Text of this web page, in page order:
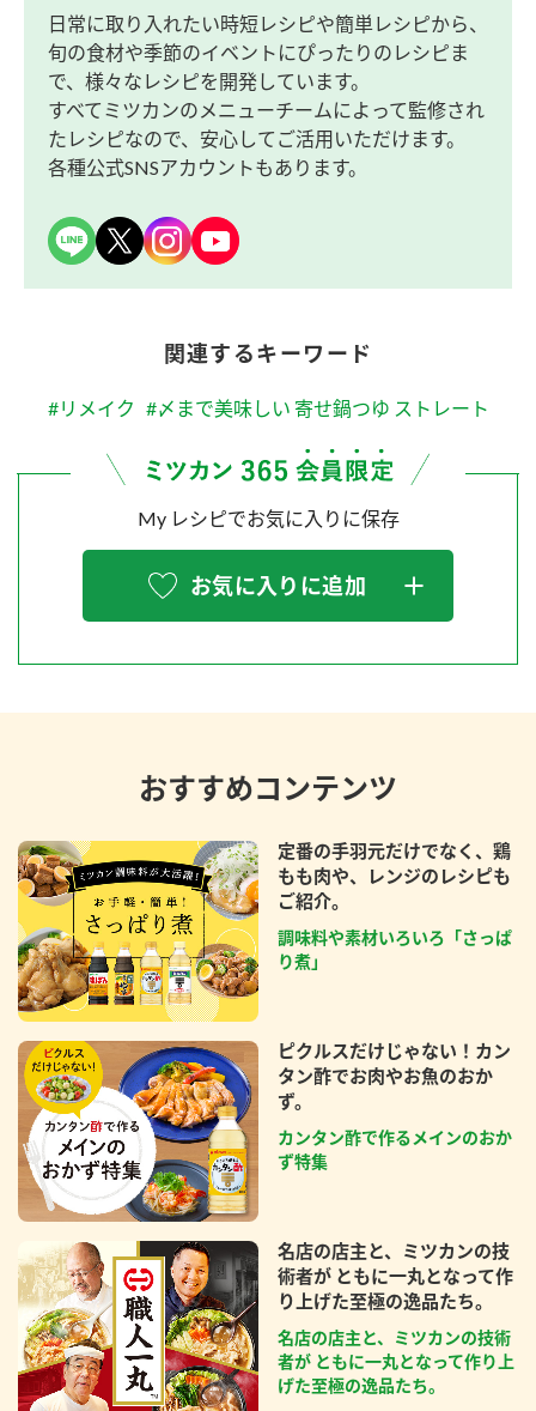
日常に取り入れたい時短レシピや簡単レシピから、
旬の食材や季節のイベントにぴったりのレシピま
で、様々なレシピを開発しています。
すべてミツカンのメニューチームによって監修され
たレシピなので、安心してご活用いただけます。
各種公式SNSアカウントもあります。
関連するキーワード
#リメイク #〆まで美味しい 寄せ鍋つゆ ストレート
My レシピでお気に入りに保存
お気に入りに追加
おすすめコンテンツ
定番の手羽元だけでなく、鶏
もも肉や、レンジのレシピも
ご紹介。
調味料や素材いろいろ「さっぱ
り煮」
ピクルスだけじゃない！カン
タン酢でお肉やお魚のおか
ず。
カンタン酢で作るメインのおか
ず特集
名店の店主と、ミツカンの技
術者が ともに一丸となって作
り上げた至極の逸品たち。
名店の店主と、ミツカンの技術
者が ともに一丸となって作り上
げた至極の逸品たち。